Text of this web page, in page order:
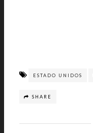
ESTADO UNIDOS
SHARE